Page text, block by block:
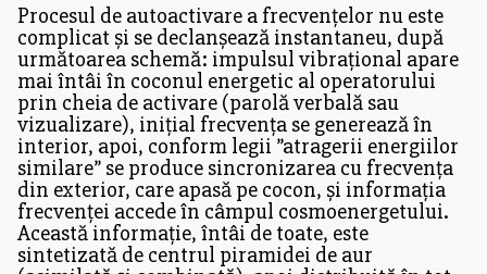
Procesul de autoactivare a frecvențelor nu este
complicat și se declanșează instantaneu, după
următoarea schemă: impulsul vibrațional apare
mai întâi în coconul energetic al operatorului
prin cheia de activare (parolă verbală sau
vizualizare), inițial frecvența se generează în
interior, apoi, conform legii ”atragerii energiilor
similare” se produce sincronizarea cu frecvența
din exterior, care apasă pe cocon, și informația
frecvenței accede în câmpul cosmoenergetului.
Această informație, întâi de toate, este
sintetizată de centrul piramidei de aur